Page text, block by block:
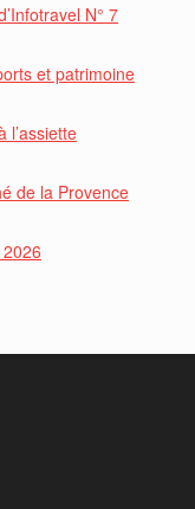
N° 7
et patrimoine
l’assiette
de la Provence